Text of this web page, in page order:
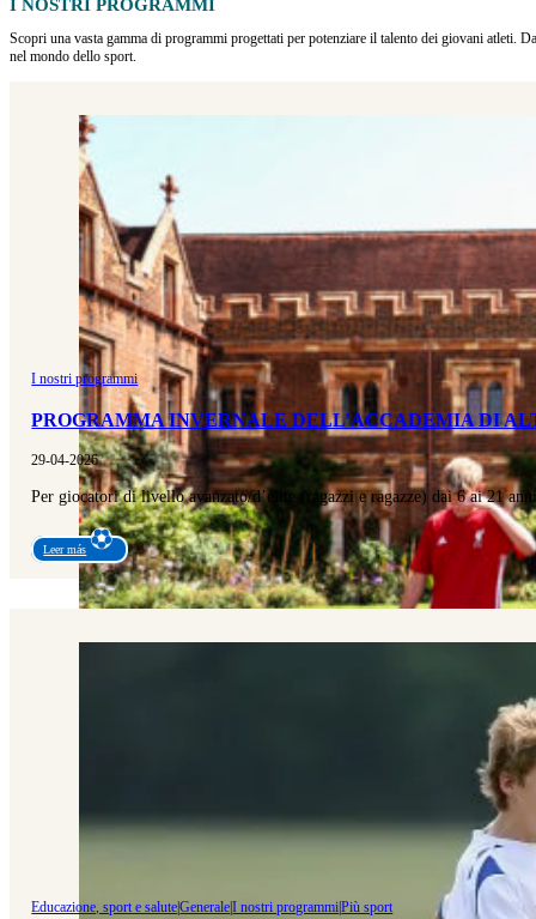
I NOSTRI PROGRAMMI
Scopri una vasta gamma di programmi progettati per potenziare il talento dei giovani atleti.
nel mondo dello sport.
I nostri programmi
PROGRAMMA INVERNALE DELL’ACCADEMIA DI
29-04-2026
Per giocatori di livello avanzato/d’élite (ragazzi e ragazze) dai 6 ai 21
Leer más
Educazione, sport e salute|Generale|I nostri programmi|Più sport